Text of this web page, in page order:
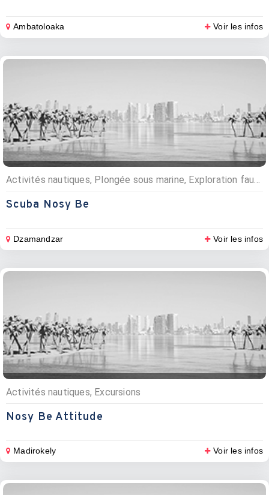
Ambatoloaka Voir les infos
Activités nautiques, Plongée sous marine, Exploration faune et flore
Scuba Nosy Be
Dzamandzar Voir les infos
Activités nautiques, Excursions
Nosy Be Attitude
Madirokely Voir les infos